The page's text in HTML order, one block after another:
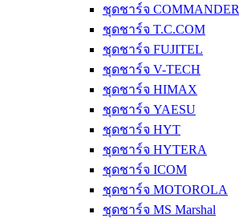
ชุดชาร์จ COMMANDER
ชุดชาร์จ T.C.COM
ชุดชาร์จ FUJITEL
ชุดชาร์จ V-TECH
ชุดชาร์จ HIMAX
ชุดชาร์จ YAESU
ชุดชาร์จ HYT
ชุดชาร์จ HYTERA
ชุดชาร์จ ICOM
ชุดชาร์จ MOTOROLA
ชุดชาร์จ MS Marshal